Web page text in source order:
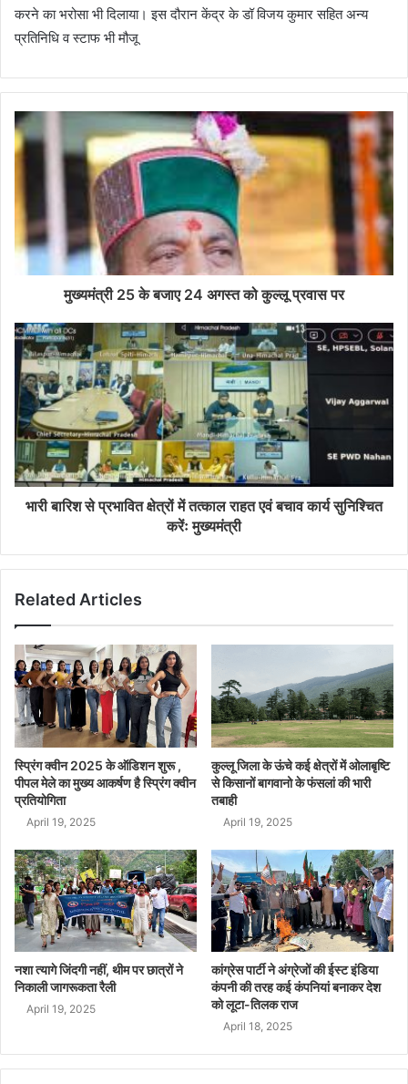
करने का भरोसा भी दिलाया। इस दौरान केंद्र के डॉ विजय कुमार सहित अन्य
प्रतिनिधि व स्टाफ भी मौजू
मुख्यमंत्री 25 के बजाए 24 अगस्त को कुल्लू प्रवास पर
भारी बारिश से प्रभावित क्षेत्रों में तत्काल राहत एवं बचाव कार्य सुनिश्चित
करेंः मुख्यमंत्री
Related Articles
स्प्रिंग क्वीन 2025 के ऑडिशन शुरू ,
पीपल मेले का मुख्य आकर्षण है स्प्रिंग क्वीन
प्रतियोगिता
April 19, 2025
कुल्लू जिला के ऊंचे कई क्षेत्रों में ओलाबृष्टि
से किसानों बागवानो के फंसलां की भारी
तबाही
April 19, 2025
नशा त्यागे जिंदगी नहीं, थीम पर छात्रों ने
निकाली जागरूकता रैली
April 19, 2025
कांग्रेस पार्टी ने अंग्रेजों की ईस्ट इंडिया
कंपनी की तरह कई कंपनियां बनाकर देश
को लूटा-तिलक राज
April 18, 2025